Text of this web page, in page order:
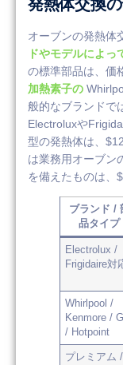
発熱体交換
オーブンの発熱体
ドやモデルによっ
の標準部品は、価
加熱素子の
般的なブランドで
Electroluxや
型の発熱体は、
は業務用オーブン
を備えたものは、
ブランド /
品タイプ
Electrolux /
Frigidaire対
Whirlpool /
Kenmore /
/ Hotpoint
プレミアム /